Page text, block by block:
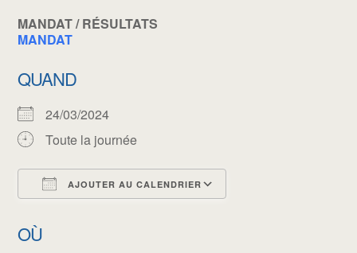
MANDAT / RÉSULTATS
MANDAT
QUAND
24/03/2024
Toute la journée
AJOUTER AU CALENDRIER
OÙ